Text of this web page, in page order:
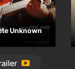
Unknown